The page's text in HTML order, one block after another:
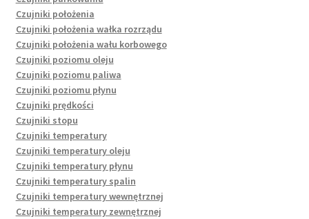
Czujniki położenia
Czujniki położenia wałka rozrządu
Czujniki położenia wału korbowego
Czujniki poziomu oleju
Czujniki poziomu paliwa
Czujniki poziomu płynu
Czujniki prędkości
Czujniki stopu
Czujniki temperatury
Czujniki temperatury oleju
Czujniki temperatury płynu
Czujniki temperatury spalin
Czujniki temperatury wewnętrznej
Czujniki temperatury zewnętrznej